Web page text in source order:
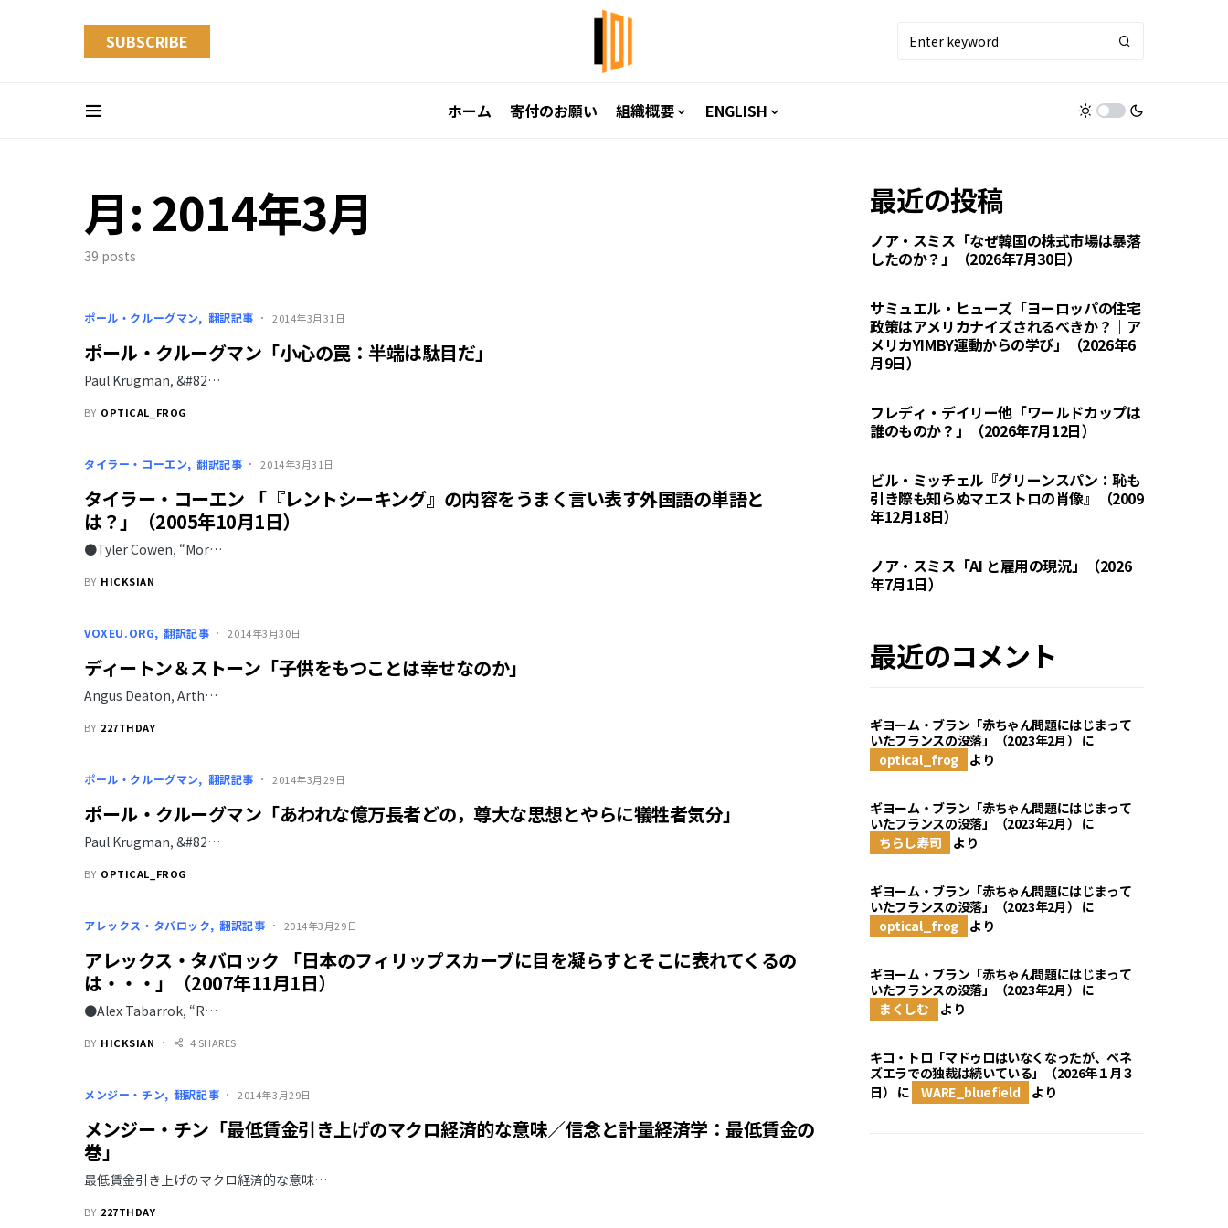
SUBSCRIBE
ホーム 寄付のお願い 組織概要 ENGLISH
月:2014年3月
39 posts
ポール・クルーグマン 翻訳記事 2014年3月31日
ポール・クルーグマン「小心の罠：半端は駄目だ」
Paul Krugman, &#82…
BY OPTICAL_FROG
タイラー・コーエン 翻訳記事 2014年3月31日
タイラー・コーエン 「『レントシーキング』の内容をうまく言い表す外国語の単語と
は？」（2005年10月1日）
●Tyler Cowen, “Mor…
BY HICKSIAN
VOXEU.ORG 翻訳記事 2014年3月30日
ディートン＆ストーン「子供をもつことは幸せなのか」
Angus Deaton, Arth…
BY 227THDAY
ポール・クルーグマン 翻訳記事 2014年3月29日
ポール・クルーグマン「あわれな億万長者どの，尊大な思想とやらに犠牲者気分」
Paul Krugman, &#82…
BY OPTICAL_FROG
アレックス・タバロック 翻訳記事 2014年3月29日
アレックス・タバロック 「日本のフィリップスカーブに目を凝らすとそこに表れてくるの
は・・・」（2007年11月1日）
●Alex Tabarrok, “R…
BY HICKSIAN 4 SHARES
メンジー・チン 翻訳記事 2014年3月29日
メンジー・チン「最低賃金引き上げのマクロ経済的な意味／信念と計量経済学：最低賃金の
巻」
最低賃金引き上げのマクロ経済的な意味…
BY 227THDAY
最近の投稿
ノア・スミス「なぜ韓国の株式市場は暴落
したのか？」（2026年7月30日）
サミュエル・ヒューズ「ヨーロッパの住宅
政策はアメリカナイズされるべきか？｜ア
メリカYIMBY運動からの学び」（2026年6
月9日）
フレディ・デイリー他「ワールドカップは
誰のものか？」（2026年7月12日）
ビル・ミッチェル『グリーンスパン：恥も
引き際も知らぬマエストロの肖像』（2009
年12月18日）
ノア・スミス「AI と雇用の現況」（2026
年7月1日）
最近のコメント
ギヨーム・ブラン「赤ちゃん問題にはじまって
いたフランスの没落」（2023年2月） に
optical_frog
より
ギヨーム・ブラン「赤ちゃん問題にはじまって
いたフランスの没落」（2023年2月） に
ちらし寿司
より
ギヨーム・ブラン「赤ちゃん問題にはじまって
いたフランスの没落」（2023年2月） に
optical_frog
より
ギヨーム・ブラン「赤ちゃん問題にはじまって
いたフランスの没落」（2023年2月） に
まくしむ
より
キコ・トロ「マドゥロはいなくなったが、ベネ
ズエラでの独裁は続いている」（2026年１月３
日） に WARE_bluefield より